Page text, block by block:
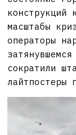
конструкций
масштабы
операторы
сократили
лайтпостеры